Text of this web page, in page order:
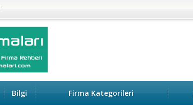
Bilgi Firma Kategorileri